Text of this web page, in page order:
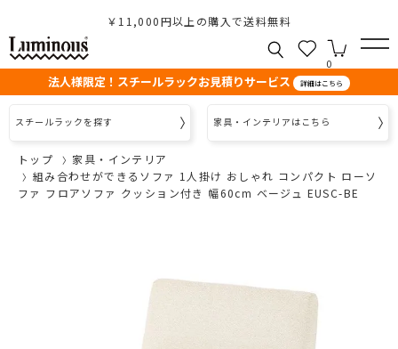
￥11,000円以上の購入で送料無料
0
法人様限定！スチールラックお見積りサービス 詳細はこちら
スチールラックを探す 家具・インテリアはこちら
トップ
家具・インテリア
組み合わせができるソファ 1人掛け おしゃれ コンパクト ローソ
ファ フロアソファ クッション付き 幅60cm ベージュ EUSC-BE